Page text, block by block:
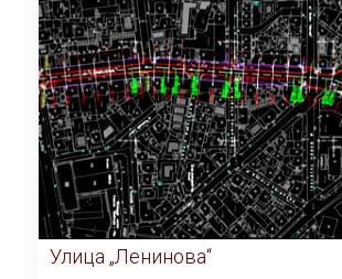
Улица „Ленинова“